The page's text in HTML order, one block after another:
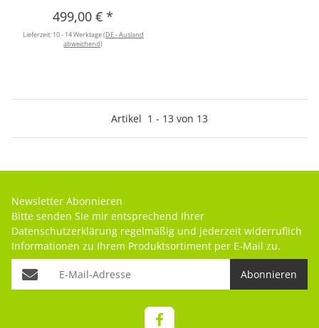
499,00 €*
Lieferzeit: 10 - 14 Werktage(DE - Ausland
abweichend)
Artikel 1 - 13 von 13
Newsletter Abonnieren
Bitte senden Sie mir entsprechend Ihrer
Datenschutzerklärung regelmäßig und jederzeit widerruflich
Informationen zu Ihrem Produktsortiment per E-Mail zu.
Abonnieren